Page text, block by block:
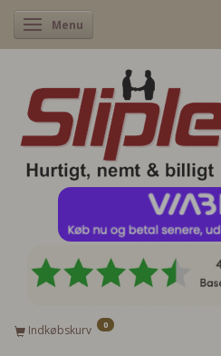
Skifte navigation
Menu
Indkøbskurv 0